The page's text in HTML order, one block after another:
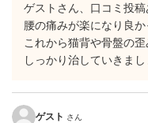
ゲストさん、口コミ投稿
腰の痛みが楽になり良
これから猫背や骨盤の歪
しっかり治していきまし
ゲスト さん